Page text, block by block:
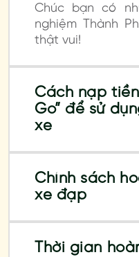
Chúc bạn có
nghiệm Thành
thật vui!
Cách nạp tiền
Go” để sử
xe
Chính sách
xe đạp
Thời gian